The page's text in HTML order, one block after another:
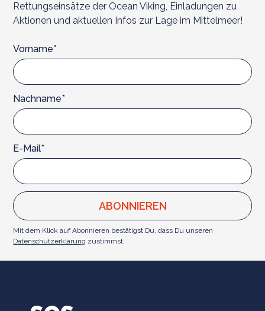
Rettungseinsätze der Ocean Viking, Einladungen zu
Aktionen und aktuellen Infos zur Lage im Mittelmeer!
Vorname*
Nachname*
E-Mail*
Mit dem Klick auf Abonnieren bestätigst Du, dass Du unseren
Datenschutzerklärung zustimmst.